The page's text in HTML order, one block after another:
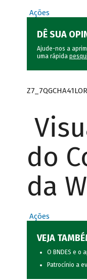
Ações
DÊ SUA
Ajude-nos a
uma rápida
do
da
Ações
VEJA
O BNDES e o
Patrocínio a